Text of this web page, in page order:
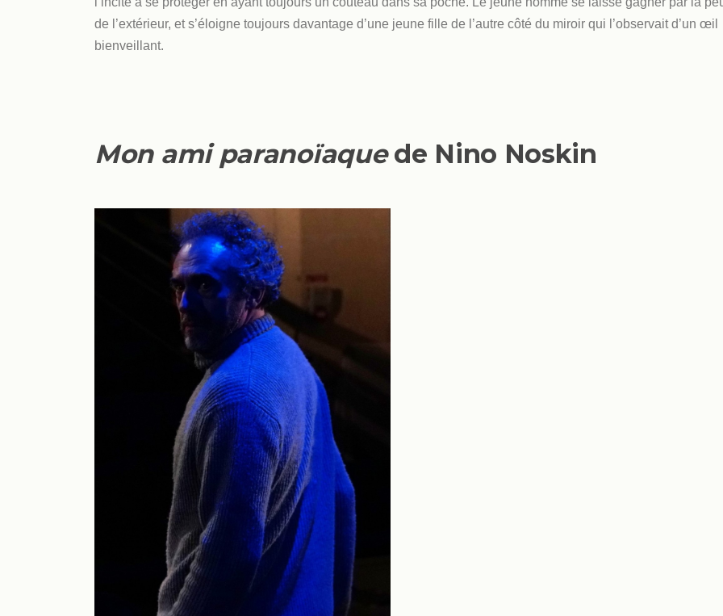
de l’extérieur, et s’éloigne toujours davantage d’une jeune fille de l’autre côté du miroir qui l’observait d’un œil
bienveillant.
Mon ami paranoïaquede Nino Noskin